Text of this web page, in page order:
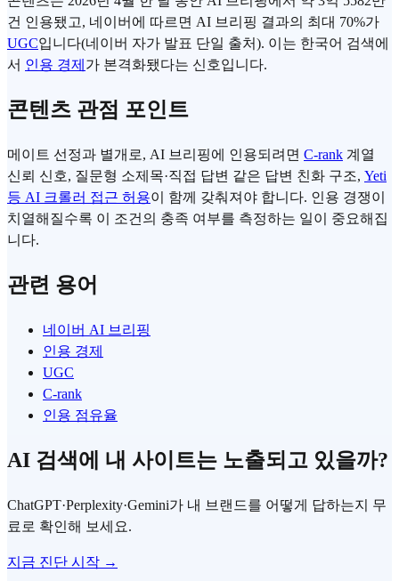
건 인용됐고, 네이버에 따르면 AI 브리핑 결과의 최대 70%가
UGC입니다(네이버 자가 발표 단일 출처). 이는 한국어 검색에
서 인용 경제 가 본격화됐다는 신호입니다.
콘텐츠 관점 포인트
메이트 선정과 별개로, AI 브리핑에 인용되려면 C-rank 계열
신뢰 신호, 질문형 소제목·직접 답변 같은 답변 친화 구조, Yeti
등 AI 크롤러 접근 허용이 함께 갖춰져야 합니다. 인용 경쟁이
치열해질수록 이 조건의 충족 여부를 측정하는 일이 중요해집
니다.
관련 용어
네이버 AI 브리핑
인용 경제
UGC
C-rank
인용 점유율
AI 검색에 내 사이트는 노출되고 있을까?
ChatGPT·Perplexity·Gemini가 내 브랜드를 어떻게 답하는지 무
료로 확인해 보세요.
지금 진단 시작 →